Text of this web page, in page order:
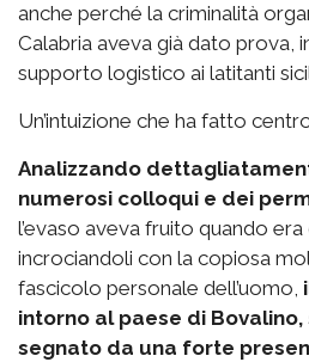
anche perché la criminalità
Calabria aveva già dato prova,
supporto logistico ai latitanti
Un’intuizione che ha fatto
Analizzando
numerosi colloqui e dei
l’evaso aveva fruito quando
incrociandoli con la copiosa
fascicolo personale dell’uomo,
intorno al paese di
segnato da una forte